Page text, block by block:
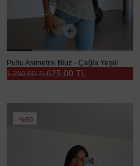
Pullu Asimetrik Bluz - Çağla Yeşili
625,00 TL
1.250,00 TL
%50